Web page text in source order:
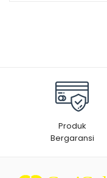
Produk
Bergaransi